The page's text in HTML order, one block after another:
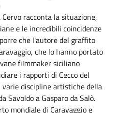
racconta la situazione,
e le incredibili coincidenze
che l'autore del graffito
che lo hanno portato
filmmaker siciliano
i rapporti di Cecco del
varie discipline artistiche della
Savoldo a Gasparo da Salò.
mondiale di Caravaggio e